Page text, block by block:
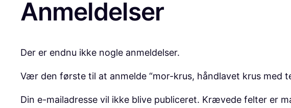
Anmeldelser
Der er endnu ikke nogle anmeldelser.
Vær den første til at anmelde “mor-krus, håndlavet krus med
Din e-mailadresse vil ikke blive publiceret. Krævede felter er